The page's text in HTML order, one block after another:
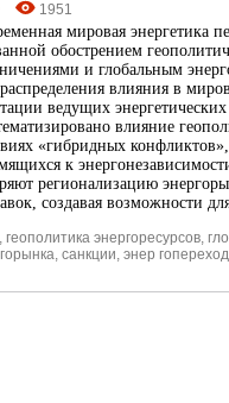
1951
мировая энергетика
обострением
и глобальным
влияния в
ведущих
влияние
«гибридных
к
регионализацию
создавая возможности
, геополитика энергоресурсов,
, санкции, энер гопереход